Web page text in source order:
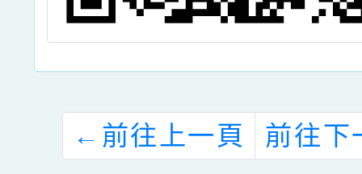
← 前往上一頁 前往下